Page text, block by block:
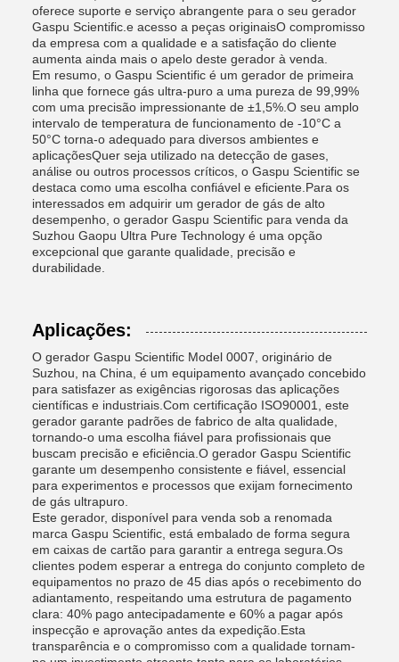
oferece suporte e serviço abrangente para o seu gerador
Gaspu Scientific.e acesso a peças originaisO compromisso
da empresa com a qualidade e a satisfação do cliente
aumenta ainda mais o apelo deste gerador à venda.
Em resumo, o Gaspu Scientific é um gerador de primeira
linha que fornece gás ultra-puro a uma pureza de 99,99%
com uma precisão impressionante de ±1,5%.O seu amplo
intervalo de temperatura de funcionamento de -10°C a
50°C torna-o adequado para diversos ambientes e
aplicaçõesQuer seja utilizado na detecção de gases,
análise ou outros processos críticos, o Gaspu Scientific se
destaca como uma escolha confiável e eficiente.Para os
interessados em adquirir um gerador de gás de alto
desempenho, o gerador Gaspu Scientific para venda da
Suzhou Gaopu Ultra Pure Technology é uma opção
excepcional que garante qualidade, precisão e
durabilidade.
Aplicações:
O gerador Gaspu Scientific Model 0007, originário de
Suzhou, na China, é um equipamento avançado concebido
para satisfazer as exigências rigorosas das aplicações
científicas e industriais.Com certificação ISO90001, este
gerador garante padrões de fabrico de alta qualidade,
tornando-o uma escolha fiável para profissionais que
buscam precisão e eficiência.O gerador Gaspu Scientific
garante um desempenho consistente e fiável, essencial
para experimentos e processos que exijam fornecimento
de gás ultrapuro.
Este gerador, disponível para venda sob a renomada
marca Gaspu Scientific, está embalado de forma segura
em caixas de cartão para garantir a entrega segura.Os
clientes podem esperar a entrega do conjunto completo de
equipamentos no prazo de 45 dias após o recebimento do
adiantamento, respeitando uma estrutura de pagamento
clara: 40% pago antecipadamente e 60% a pagar após
inspecção e aprovação antes da expedição.Esta
transparência e o compromisso com a qualidade tornam-